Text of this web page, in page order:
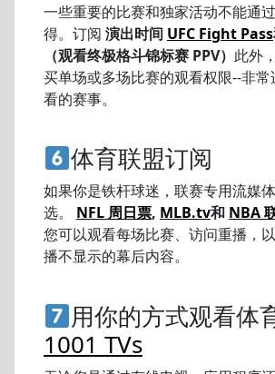
一些重要的比赛和独家活动不能通
得。订阅 演出时间 UFC Fight Pass
（观看终极格斗锦标赛 PPV） 此外
买单场或多场比赛的观看权限--非
看的赛事。
体育联盟订阅
如果你是铁杆球迷，联赛专用流媒
选。 NFL 周日票, MLB.tv和 NBA
您可以观看每场比赛、访问重播，
播不显示的幕后内容。
用你的方式观看体
1001 TVs